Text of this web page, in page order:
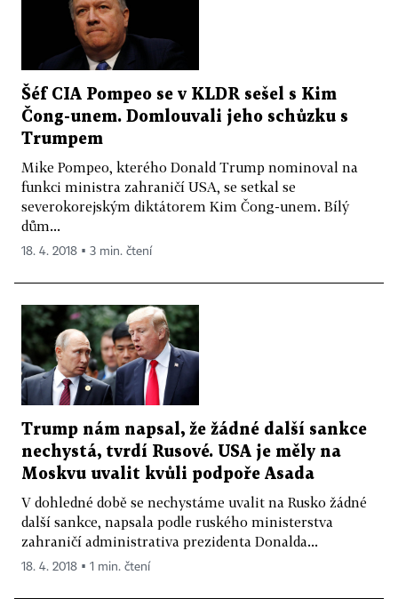
Šéf CIA Pompeo se v KLDR sešel s Kim
Čong-unem. Domlouvali jeho schůzku s
Trumpem
Mike Pompeo, kterého Donald Trump nominoval na
funkci ministra zahraničí USA, se setkal se
severokorejským diktátorem Kim Čong-unem. Bílý
dům...
18. 4. 2018 ▪ 3 min. čtení
Trump nám napsal, že žádné další sankce
nechystá, tvrdí Rusové. USA je měly na
Moskvu uvalit kvůli podpoře Asada
V dohledné době se nechystáme uvalit na Rusko žádné
další sankce, napsala podle ruského ministerstva
zahraničí administrativa prezidenta Donalda...
18. 4. 2018 ▪ 1 min. čtení